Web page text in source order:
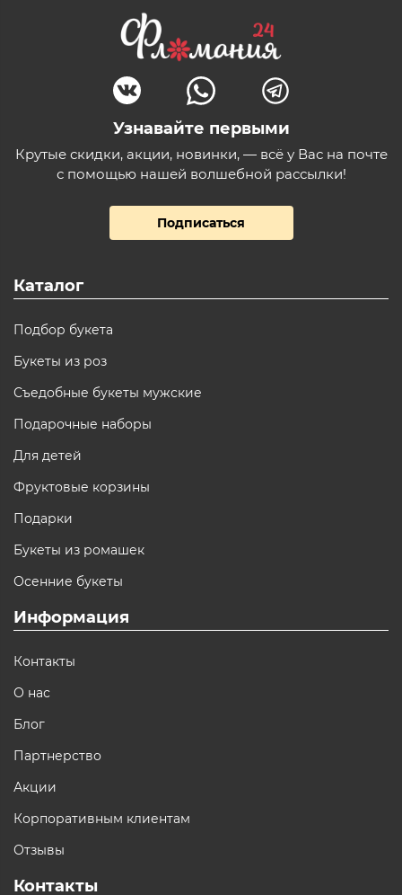
Узнавайте первыми
Крутые скидки, акции, новинки, — всё у Вас на почте
с помощью нашей волшебной рассылки!
Подписаться
Каталог
Подбор букета
Букеты из роз
Съедобные букеты мужские
Подарочные наборы
Для детей
Фруктовые корзины
Подарки
Букеты из ромашек
Осенние букеты
Информация
Контакты
О нас
Блог
Партнерство
Акции
Корпоративным клиентам
Отзывы
Контакты